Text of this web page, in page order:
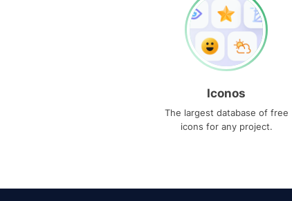
Iconos
The largest database of free
icons for any project.